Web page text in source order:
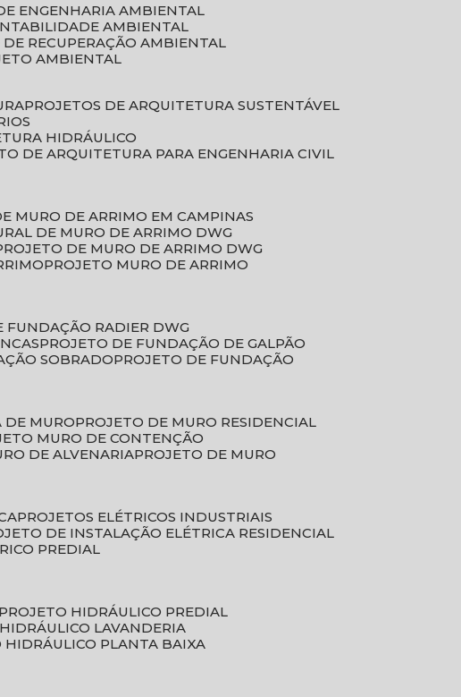
DE ENGENHARIA AMBIENTAL
AMBIENTAL
DE RECUPERAÇÃO AMBIENTAL
AMBIENTAL
PROJETOS DE ARQUITETURA SUSTENTÁVEL
HIDRÁULICO
DE ARQUITETURA PARA ENGENHARIA CIVIL
MURO DE ARRIMO EM CAMPINAS
DE MURO DE ARRIMO DWG
PROJETO DE MURO DE ARRIMO DWG
PROJETO MURO DE ARRIMO
FUNDAÇÃO RADIER DWG
PROJETO DE FUNDAÇÃO DE GALPÃO
SOBRADO
PROJETO DE FUNDAÇÃO
DE MURO
PROJETO DE MURO RESIDENCIAL
MURO DE CONTENÇÃO
DE ALVENARIA
PROJETO DE MURO
PROJETOS ELÉTRICOS INDUSTRIAIS
DE INSTALAÇÃO ELÉTRICA RESIDENCIAL
PREDIAL
PROJETO HIDRÁULICO PREDIAL
HIDRÁULICO LAVANDERIA
HIDRÁULICO PLANTA BAIXA